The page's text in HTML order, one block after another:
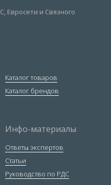
Каталог товаров
Каталог брендов
Инфо-материалы
Ответы экспертов
Статьи
Руководство по РДС